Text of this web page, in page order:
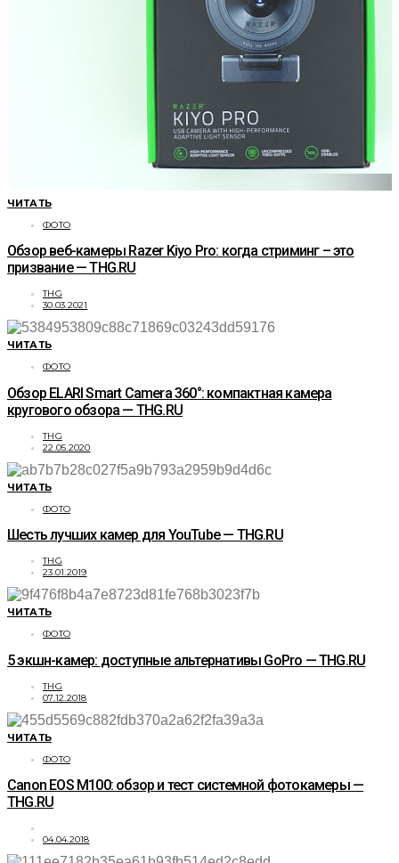
ЧИТАТЬ
ФОТО
Обзор веб-камеры Razer Kiyo Pro: когда стриминг – это
призвание — THG.RU
THG
30.03.2021
ЧИТАТЬ
ФОТО
Обзор ELARI Smart Camera 360°: компактная камера
кругового обзора — THG.RU
THG
22.05.2020
ЧИТАТЬ
ФОТО
Шесть лучших камер для YouTube — THG.RU
THG
23.01.2019
ЧИТАТЬ
ФОТО
5 экшн-камер: доступные альтернативы GoPro — THG.RU
THG
07.12.2018
ЧИТАТЬ
ФОТО
Canon EOS M100: обзор и тест системной фотокамеры —
THG.RU
04.04.2018